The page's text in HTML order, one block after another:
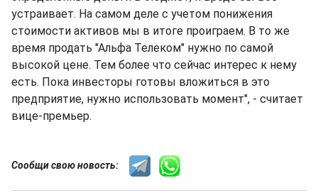
устраивает. На самом деле с учетом понижения
стоимости активов мы в итоге проиграем. В то же
время продать "Альфа Телеком" нужно по самой
высокой цене. Тем более что сейчас интерес к нему
есть. Пока инвесторы готовы вложиться в это
предприятие, нужно использовать момент", - считает
вице-премьер.
Сообщи свою новость: